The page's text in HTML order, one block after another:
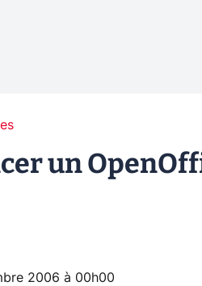
un
2006 à 00h00